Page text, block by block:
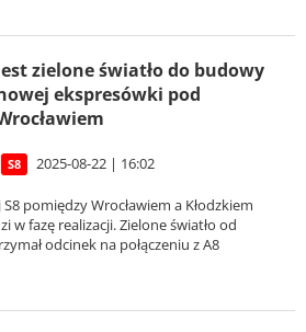
zielone światło do budowy
ekspresówki pod
S8 2025-08-22 | 16:02
pomiędzy Wrocławiem a Kłodzkiem
w fazę realizacji. Zielone światło od
odcinek na połączeniu z A8